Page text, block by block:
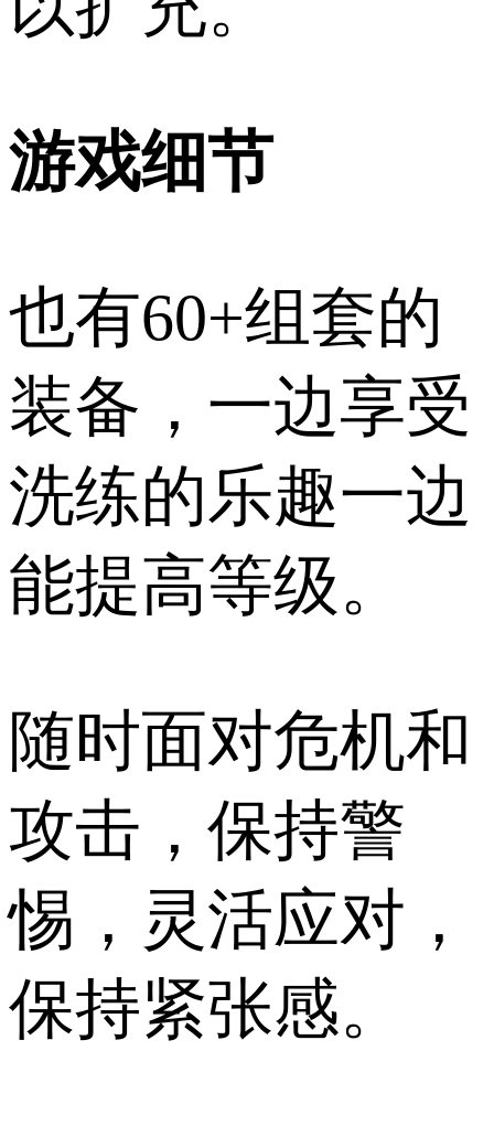
游戏细节
也有60+组套的
装备，一边享受
洗练的乐趣一边
能提高等级。
随时面对危机和
攻击，保持警
惕，灵活应对，
保持紧张感。